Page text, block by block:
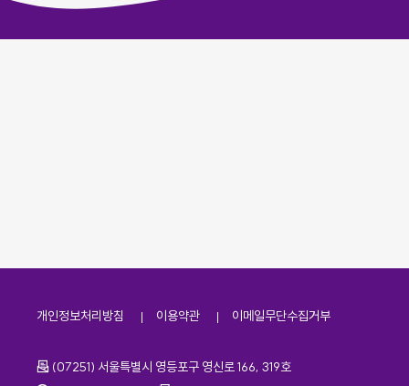
개인정보처리방침 이용약관 이메일무단수집거부
주소
(07251) 서울특별시 영등포구 영신로 166, 319호